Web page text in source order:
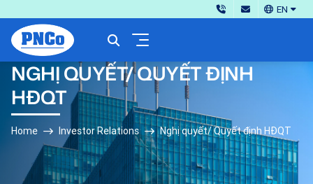
EN
NGHỊ QUYẾT/ QUYẾT ĐỊNH
HĐQT
Home Investor Relations Nghị quyết/ Quyết định HĐQT